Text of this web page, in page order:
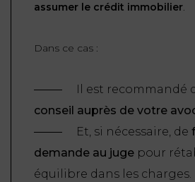
assumer le crédit immobilier.
Dans ce cas :
Il est recommandé
conseil auprès de votre
Et, si nécessaire, de
demande au juge pour
équilibre dans les charges.